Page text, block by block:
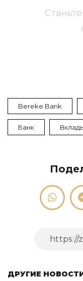
Bereke Bank
Банк
ДРУГИЕ